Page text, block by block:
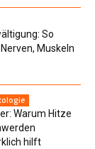
So
Muskeln
Warum Hitze
hilft